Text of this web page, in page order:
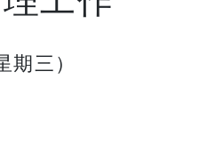
三）